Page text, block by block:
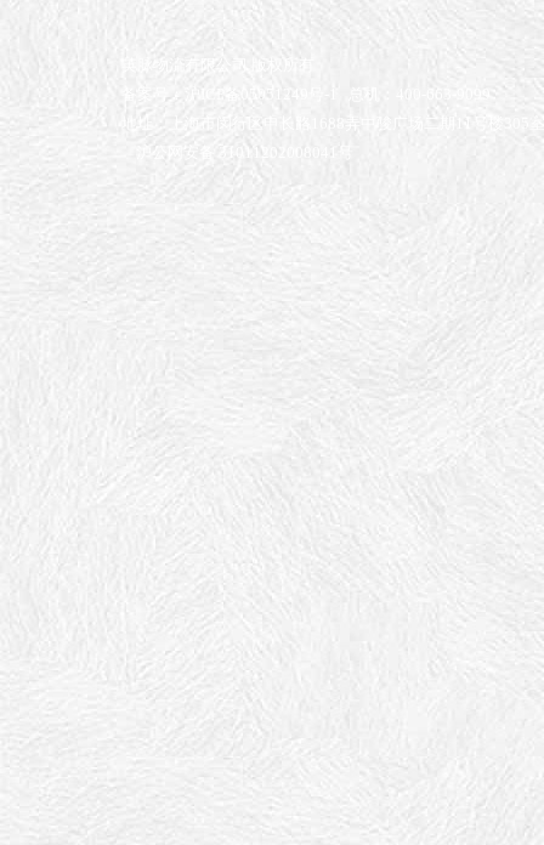
备案号：沪ICP备05051249号-1
总机：400-663-9099
地址：上海市闵行区申长路1688弄中骏广场二期11号楼305室
沪公网安备 31011202008041号